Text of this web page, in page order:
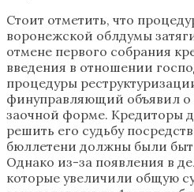
Стоит отметить, что
воронежской облдумы
отмене первого собрания
введения в отношении
процедуры
финуправляющий объявил о
заочной форме. Кредиторы
решить его судьбу
бюллетени должны были
Однако из-за появления в
которые увеличили общую